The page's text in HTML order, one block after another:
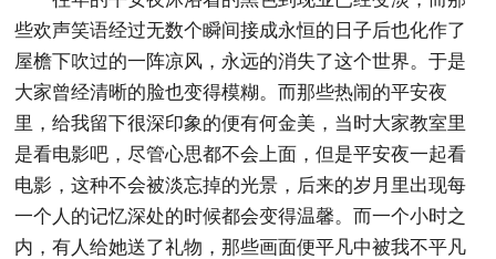
些欢声笑语经过无数个瞬间接成永恒的日子后也化作了
屋檐下吹过的一阵凉风，永远的消失了这个世界。于是
大家曾经清晰的脸也变得模糊。而那些热闹的平安夜
里，给我留下很深印象的便有何金美，当时大家教室里
是看电影吧，尽管心思都不会上面，但是平安夜一起看
电影，这种不会被淡忘掉的光景，后来的岁月里出现每
一个人的记忆深处的时候都会变得温馨。而一个小时之
内，有人给她送了礼物，那些画面便平凡中被我不平凡